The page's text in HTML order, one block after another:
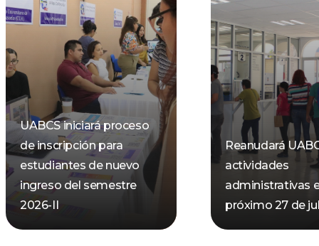
UABCS iniciará proceso
de inscripción para
estudiantes de nuevo
ingreso del semestre
2026-II
Reanudará
actividades
administrativas
próximo 27 de